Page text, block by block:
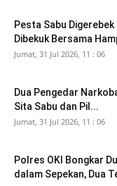
Pesta Sabu
Dibekuk Bersama
Jumat, 31 Jul 2026, 11 : 06
Dua Pengedar
Sita Sabu dan Pil...
Jumat, 31 Jul 2026, 11 : 06
Polres OKI Bongkar
dalam Sepekan, Dua